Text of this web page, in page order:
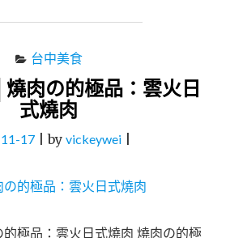
台中美食
肉の的極品：雲火日
式燒肉
17|by vickeywei|
極品：雲火日式燒肉 燒肉の的極